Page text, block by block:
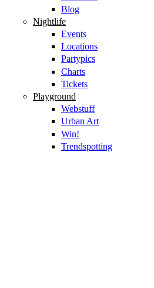
Blog
Nightlife
Events
Locations
Partypics
Charts
Tickets
Playground
Webstuff
Urban Art
Win!
Trendspotting